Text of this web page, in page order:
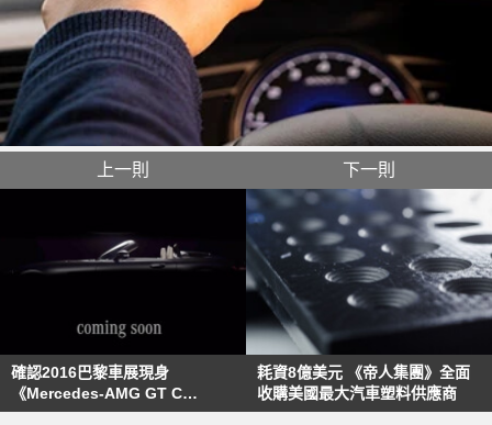
上一則
確認2016巴黎車展現身
《Mercedes-AMG GT C
Roadster》雙座敞篷跑車最新預
下一則
耗資8億美元 《帝人集團》全面
收購美國最大汽車塑料供應商